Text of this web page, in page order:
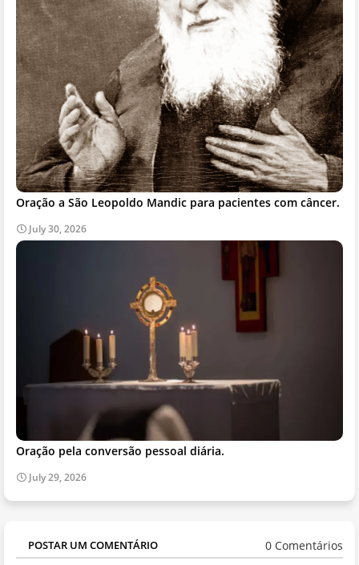
Oração a São Leopoldo Mandic para pacientes com câncer.
July 30, 2026
Oração pela conversão pessoal diária.
July 29, 2026
POSTAR UM COMENTÁRIO 0 Comentários